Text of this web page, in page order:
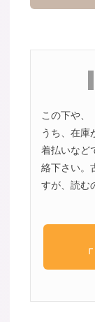
この下や、
うち、在庫
着払いなど
絡下さい。
すが、読む